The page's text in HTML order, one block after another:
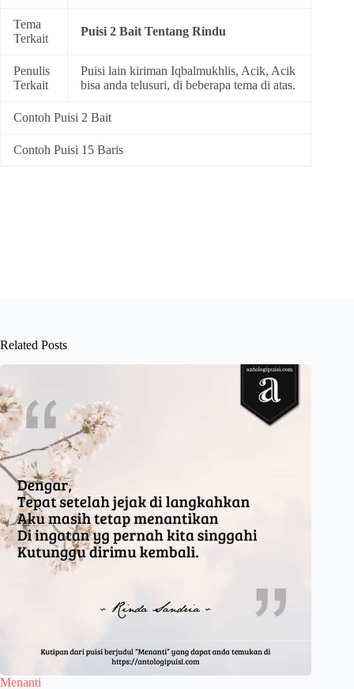
Tema
Terkait
Puisi 2 Bait Tentang Rindu
Penulis
Terkait
Puisi lain kiriman Iqbalmukhlis, Acik, Acik
bisa anda telusuri, di beberapa tema di atas.
Contoh Puisi 2 Bait
Contoh Puisi 15 Baris
Related Posts
Menanti